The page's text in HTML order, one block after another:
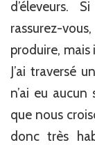
d’éleveurs.
rassurez-
produire,
J’ai traversé
n’ai eu
que nous
donc très